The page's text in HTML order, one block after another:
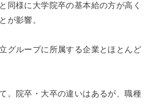
同様に大学院卒の基本給の方が高く
が影響。
グループに所属する企業とほとんど
。院卒・大卒の違いはあるが、職種